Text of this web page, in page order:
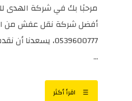
مرحبًا بك في شركة الهدى
أفضل شركة نقل عفش من
0539600777،
...
اقرأ أكثر